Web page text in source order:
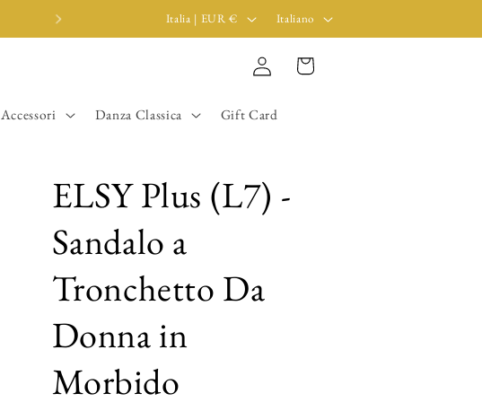
a
e
A
r
e
a
g
e
o
g
Italia | EUR €
L
i
n
u
Italiano
Accessori Danza Classica Gift Card
Accedi Carrello
ELSY Plus (L7) -
Sandalo a
Tronchetto Da
Donna in
Morbido